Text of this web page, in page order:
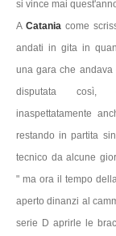
si vince mai
A Catania come
andati in gita in
una gara che andava
disputata così,
inaspettatamente
restando in partita
tecnico da alcune
" ma ora il tempo
aperto dinanzi al
serie D aprirle le